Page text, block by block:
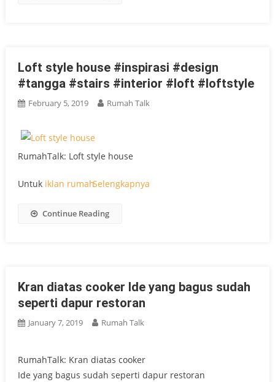
Loft style house #inspirasi #design
#tangga #stairs #interior #loft #loftstyle
February 5, 2019 Rumah Talk
RumahTalk: Loft style house
Untuk iklan rumahSelengkapnya
Continue Reading
Kran diatas cooker Ide yang bagus sudah
seperti dapur restoran
January 7, 2019 Rumah Talk
RumahTalk: Kran diatas cooker
Ide yang bagus sudah seperti dapur restoran